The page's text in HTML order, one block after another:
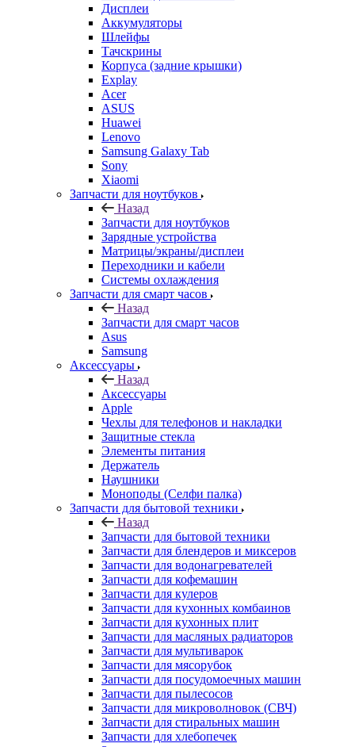
Дисплеи
Аккумуляторы
Шлейфы
Тачскрины
Корпуса (задние крышки)
Explay
Acer
ASUS
Huawei
Lenovo
Samsung Galaxy Tab
Sony
Xiaomi
Запчасти для ноутбуков
Назад
Запчасти для ноутбуков
Зарядные устройства
Матрицы/экраны/дисплеи
Переходники и кабели
Системы охлаждения
Запчасти для смарт часов
Назад
Запчасти для смарт часов
Asus
Samsung
Аксессуары
Назад
Аксессуары
Apple
Чехлы для телефонов и накладки
Защитные стекла
Элементы питания
Держатель
Наушники
Моноподы (Селфи палка)
Запчасти для бытовой техники
Назад
Запчасти для бытовой техники
Запчасти для блендеров и миксеров
Запчасти для водонагревателей
Запчасти для кофемашин
Запчасти для кулеров
Запчасти для кухонных комбаинов
Запчасти для кухонных плит
Запчасти для масляных радиаторов
Запчасти для мультиварок
Запчасти для мясорубок
Запчасти для посудомоечных машин
Запчасти для пылесосов
Запчасти для микроволновок (СВЧ)
Запчасти для стиральных машин
Запчасти для хлебопечек